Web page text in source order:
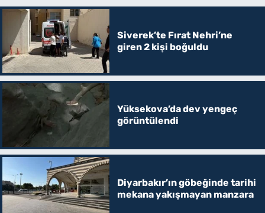
Siverek’te Fırat Nehri’ne
giren 2 kişi boğuldu
Yüksekova’da dev yengeç
görüntülendi
Diyarbakır’ın göbeğinde tarihi
mekana yakışmayan manzara